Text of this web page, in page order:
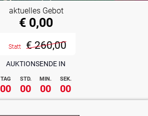
AUKTIONSENDE IN
TAG STD. MIN. SEK.
00 00 00 00
aktuelles Gebot
€ 0,00
Statt € 260,00